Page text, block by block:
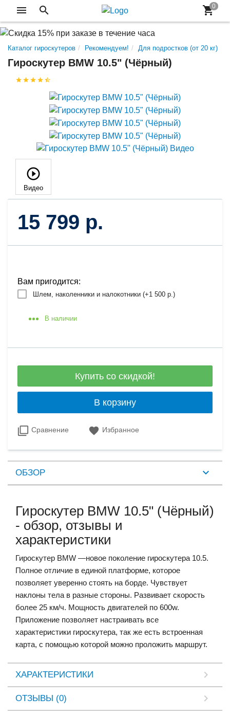
Каталог гироскутеров Рекомендуем! Для подростков (от 20 кг)
Гироскутер BMW 10.5" (Чёрный)
Видео
15 799 р.
Вам пригодится:
Шлем, наколенники и налокотники (+1 500 р.)
В наличии
Купить со скидкой!
В корзину
Сравнение Избранное
ОБЗОР
Гироскутер BMW 10.5" (Чёрный)
- обзор, отзывы и
характеристики
Гироскутер BMW —новое поколение гироскутера 10.5.
Полное отличие в единой платформе, которое
позволяет уверенно стоять на борде. Чувствует
наклоны тела в разные стороны. Развивает скорость
более 25 км/ч. Мощность двигателей по 600w.
Приложение позволяет настраивать все
характеристики гироскутера, так же есть встроенная
карта, с помощью которой можно проложить маршрут.
ХАРАКТЕРИСТИКИ
ОТЗЫВЫ (0)